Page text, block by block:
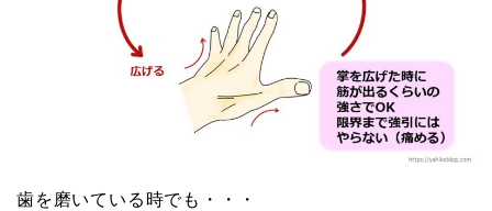
歯を磨いている時でも・・・